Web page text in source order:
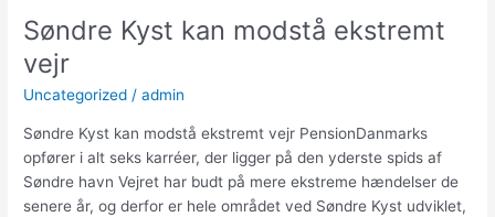
Søndre Kyst kan modstå ekstremt
vejr
Uncategorized /admin
Søndre Kyst kan modstå ekstremt vejr PensionDanmarks
opfører i alt seks karréer, der ligger på den yderste spids af
Søndre havn Vejret har budt på mere ekstreme hændelser de
senere år, og derfor er hele området ved Søndre Kyst udviklet,
kan
modstå
ekstremt
vejr